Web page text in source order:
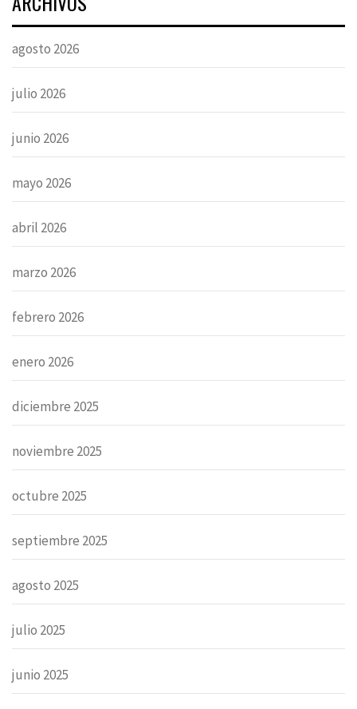
agosto 2026
julio 2026
junio 2026
mayo 2026
abril 2026
marzo 2026
febrero 2026
enero 2026
diciembre 2025
noviembre 2025
octubre 2025
septiembre 2025
agosto 2025
julio 2025
junio 2025